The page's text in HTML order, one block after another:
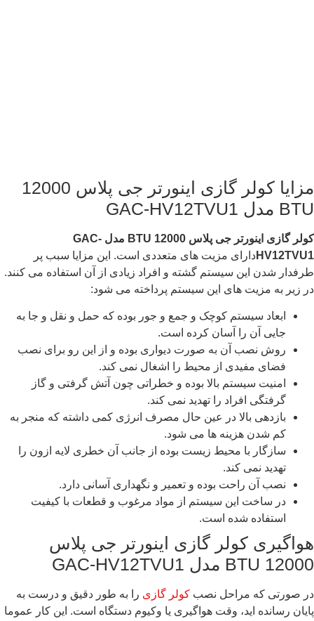
مزایا کولر گازی اینورتر جی پلاس 12000
BTU مدل GAC-HV12TVU1
کولر گازی اینورتر جی پلاس 12000 BTU مدل GAC-
HV12TVU1دارای مزیت های متعددی است. این مزایا سبب پر
طرفدار شدن این سیستم گشته و افراد زیادی از آن استفاده می کنند.
در زیر به مزیت های این سیستم پرداخته می شود:
ابعاد سیستم کوچک و جمع و جور بوده که حمل و نقل و جا به
جایی آن را آسان کرده است.
روش نصب آن به صورت دیواری بوده و از این رو برای نصب
فضای مفیدی از محیط را اشغال نمی کند.
امنیت سیستم بالا بوده و خطراتی چون آتش گرفتی و گاز
گرفتگی افراد را تهدید نمی کند.
بازدهی بالا در عین حال مصرف انرژی کمی داشته که منجر به
کم شدن هزینه ها می شود.
سازگار با محیط زیست بوده از جانب آن خطری لایه ازون را
تهدید نمی کند.
نصب آن راحت بوده و تعمیر و نگهداری آسانی دارد.
در ساخت این سیستم از مواد مرغوب و قطعات با کیفیت
استفاده شده است.
هواگیری کولر گازی اینورتر جی پلاس
12000 BTU مدل GAC-HV12TVU1
در صورتی که مراحل نصب کولر گازی را به طور دقیق و درست به
پایان رسانده ‌اید، وقت هواگیری یا وکیوم دستگاه است. این کار عموما